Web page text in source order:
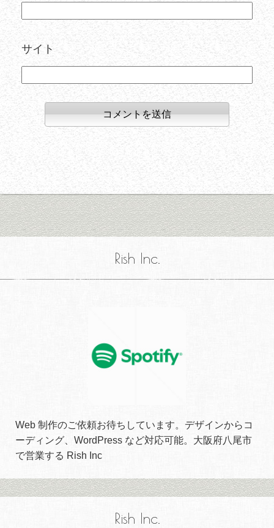
サイト
Rish Inc.
Web 制作のご依頼お待ちしています。デザインからコ
ーディング、WordPress など対応可能。大阪府八尾市
で営業する Rish Inc
Rish Inc.